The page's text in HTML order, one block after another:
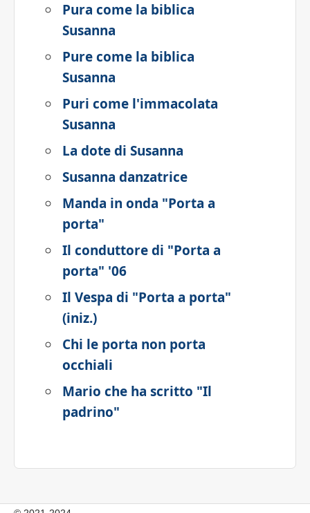
Pura come la biblica
Susanna
Pure come la biblica
Susanna
Puri come l'immacolata
Susanna
La dote di Susanna
Susanna danzatrice
Manda in onda "Porta a
porta"
Il conduttore di "Porta a
porta" '06
Il Vespa di "Porta a porta"
(iniz.)
Chi le porta non porta
occhiali
Mario che ha scritto "Il
padrino"